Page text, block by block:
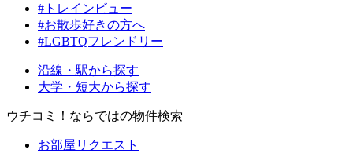
#トレインビュー
#お散歩好きの方へ
#LGBTQフレンドリー
沿線・駅から探す
大学・短大から探す
ウチコミ！ならではの物件検索
お部屋リクエスト